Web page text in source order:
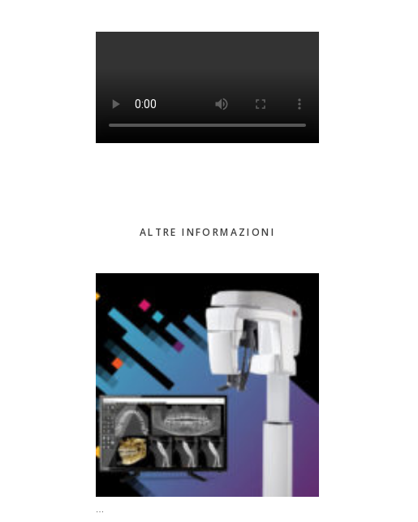
ALTRE INFORMAZIONI
…